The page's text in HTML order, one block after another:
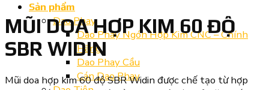
Sản phẩm
Dao Phay
Dao Phay Ngón Hợp Kim CNC – Chính
Hãng
Dao Phay Cầu
Cán Dao Phay
MŨI DOA HỢP KIM 60 ĐỘ
SBR WIDIN
Mũi doa hợp kim 60 độ SBR Widin được chế tạo từ hợp